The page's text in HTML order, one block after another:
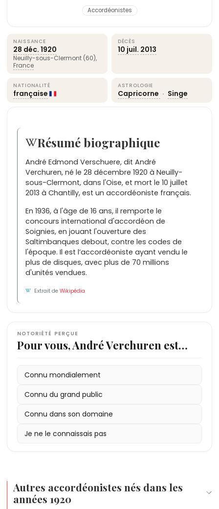
Accordéonistes
NAISSANCE
28 déc. 1920
Neuilly-sous-Clermont (60),
France
DÉCÈS
10 juil. 2013
NATIONALITÉ
française
ASTROLOGIE
Capricorne · Singe
Résumé biographique
André Edmond Verschuere, dit André
Verchuren, né le 28 décembre 1920 à Neuilly-
sous-Clermont, dans l'Oise, et mort le 10 juillet
2013 à Chantilly, est un accordéoniste français.
En 1936, à l'âge de 16 ans, il remporte le
concours international d'accordéon de
Soignies, en jouant l'ouverture des
Saltimbanques debout, contre les codes de
l'époque. Il est l’accordéoniste ayant vendu le
plus de disques, avec plus de 70 millions
d'unités vendues.
Extrait deWikipédia
NOTORIÉTÉ PERÇUE
Pour vous, André Verchuren est…
Connu mondialement
Connu du grand public
Connu dans son domaine
Je ne le connaissais pas
Autres accordéonistes nés dans les
années 1920